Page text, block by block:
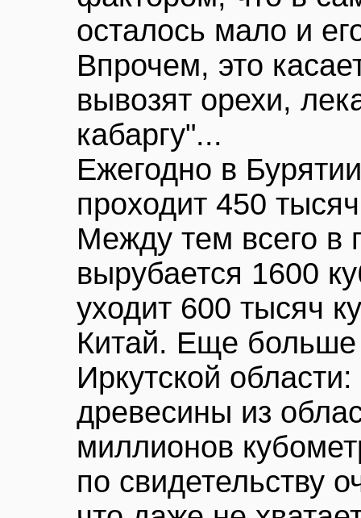
осталось мало и
Впрочем, это
вывозят орехи,
кабаргу"...
Ежегодно в
проходит 450
Между тем всего в
вырубается 1600
уходит 600 тысяч
Китай. Еще больше
Иркутской
древесины из
миллионов
по свидетельству